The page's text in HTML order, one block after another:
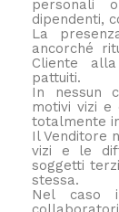
personali
dipendenti,
La
ancorché
Cliente
pattuiti.
In nessun
motivi vizi e
totalmente
Il Venditore
vizi e le
soggetti
stessa.
Nel caso